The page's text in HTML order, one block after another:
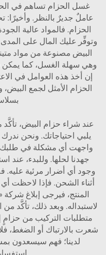
غسل الحزام تساهم في
عاملٌ جديرٌ بالنظر. وأخيرًا:
الحزام. فالمواد عالية
وتوفِّر عليك المال على
البيض مصنوعة من مواد
وهي سهلة الغسل، كما يمكن
إن أخذ هذه العوامل في
الحزام الأمثل لجمع
عند شراء حزام البيض، تأكَّد
يلبي احتياجاتك. ونحن ندرك
واجهت أي مشكلة في
جهدنا لحلها. وللبدء، عند
وجود أي أضرار مرئية عليه.
أثناء الشحن. فإذا لاحظت
المنتج، فيرجى إبلاغ
لاستبداله. وبعد ذلك، تأكَّد
متطلبات التركيب من حزامٍ
شعرت بالارتباك أو الضغط،
لدينا؛ فهم سيسعدون